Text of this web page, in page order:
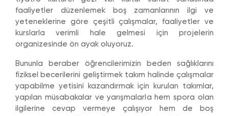
faaliyetler düzenlemek boş zamanlarının ilgi ve
yeteneklerine göre çeşitli çalışmalar, faaliyetler ve
kurslarla verimli hale gelmesi için projelerin
organizesinde ön ayak oluyoruz.
Bununla beraber öğrencilerimizin beden sağlıklarını
fiziksel becerilerini geliştirmek takım halinde çalışmalar
yapabilme yetisini kazandırmak için kurulan takımlar,
yapılan müsabakalar ve yarışmalarla hem spora olan
ilgilerine cevap vermeye çalışıyor hem de boş